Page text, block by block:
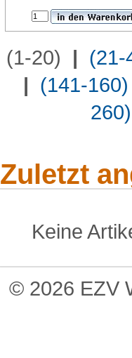
(1-20) | (21-
| (141-160)
260)
Zuletzt
Keine
© 2026 EZV